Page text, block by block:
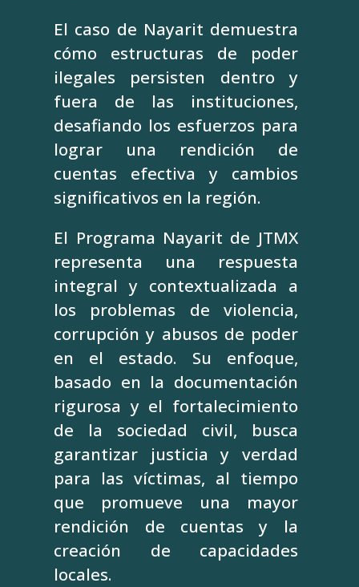
El caso de Nayarit demuestra
cómo estructuras de poder
ilegales persisten dentro y
fuera de las instituciones,
desafiando los esfuerzos para
lograr una rendición de
cuentas efectiva y cambios
significativos en la región.
El Programa Nayarit de JTMX
representa una respuesta
integral y contextualizada a
los problemas de violencia,
corrupción y abusos de poder
en el estado. Su enfoque,
basado en la documentación
rigurosa y el fortalecimiento
de la sociedad civil, busca
garantizar justicia y verdad
para las víctimas, al tiempo
que promueve una mayor
rendición de cuentas y la
creación de capacidades
locales.